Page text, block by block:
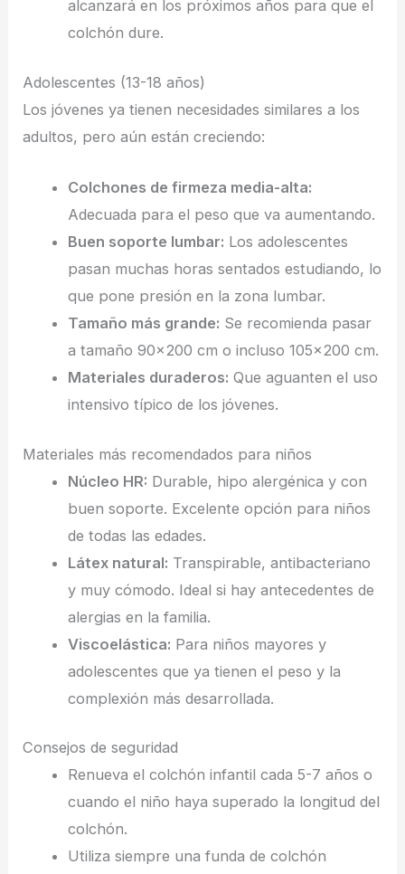
alcanzará en los próximos años para que el
colchón dure.
Adolescentes (13-18 años)
Los jóvenes ya tienen necesidades similares a los
adultos, pero aún están creciendo:
Colchones de firmeza media-alta:
Adecuada para el peso que va aumentando.
Buen soporte lumbar: Los adolescentes
pasan muchas horas sentados estudiando, lo
que pone presión en la zona lumbar.
Tamaño más grande: Se recomienda pasar
a tamaño 90×200 cm o incluso 105×200 cm.
Materiales duraderos: Que aguanten el uso
intensivo típico de los jóvenes.
Materiales más recomendados para niños
Núcleo HR: Durable, hipo alergénica y con
buen soporte. Excelente opción para niños
de todas las edades.
Látex natural: Transpirable, antibacteriano
y muy cómodo. Ideal si hay antecedentes de
alergias en la familia.
Viscoelástica: Para niños mayores y
adolescentes que ya tienen el peso y la
complexión más desarrollada.
Consejos de seguridad
Renueva el colchón infantil cada 5-7 años o
cuando el niño haya superado la longitud del
colchón.
Utiliza siempre una funda de colchón